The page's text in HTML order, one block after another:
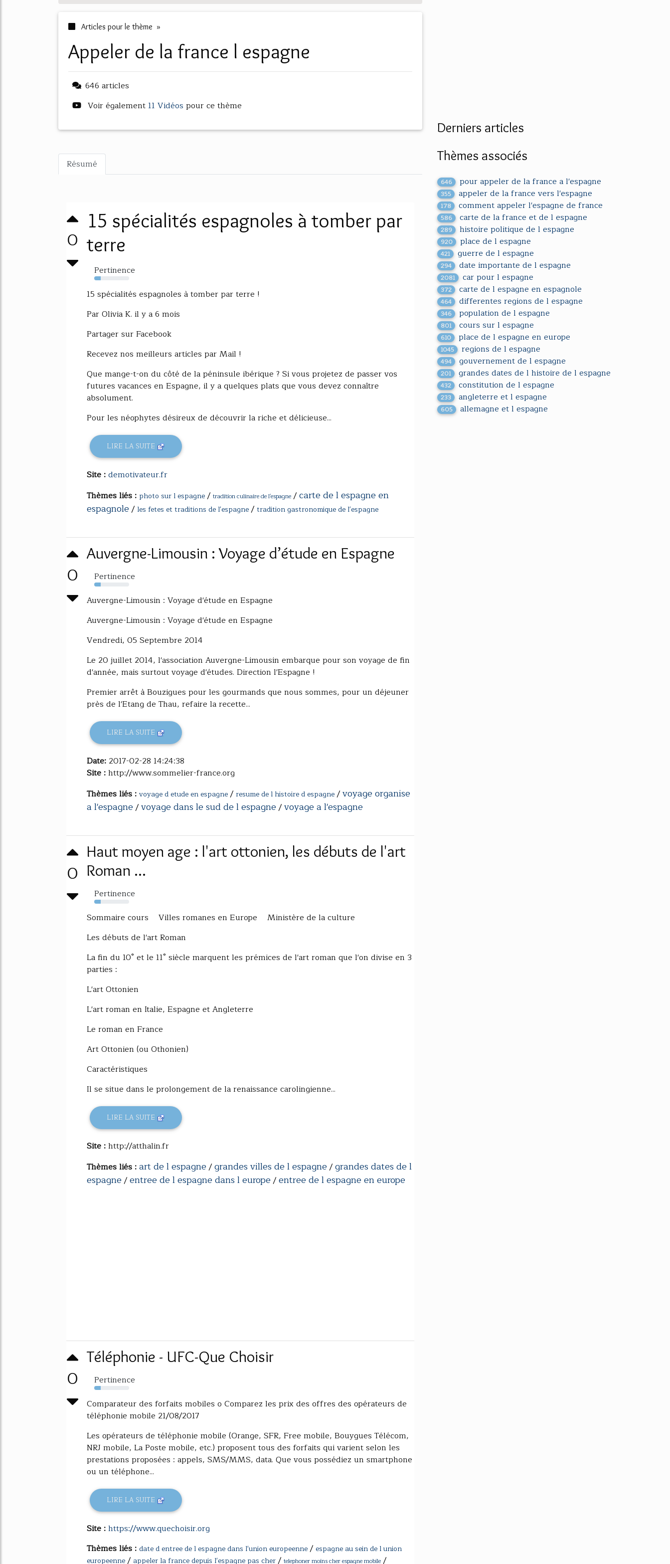
Articles pour le thème »
appeler de la france l espagne
646 articles
Voir également 11 Vidéos pour ce thème
Résumé
0
15 spécialités espagnoles à tomber par
terre
Pertinence
19%
15 spécialités espagnoles à tomber par terre !
Par Olivia K. il y a 6 mois
Partager sur Facebook
Recevez nos meilleurs articles par Mail !
Que mange-t-on du côté de la péninsule ibérique ? Si vous projetez de passer vos
futures vacances en Espagne, il y a quelques plats que vous devez connaître
absolument.
Pour les néophytes désireux de découvrir la riche et délicieuse...
LIRE LA SUITE
Site :demotivateur.fr
Thèmes liés : photo sur l espagne/ tradition culinaire de l'espagne /carte de l espagne en
espagnole/ les fetes et traditions de l'espagne/ tradition gastronomique de l'espagne
0
Auvergne-Limousin : Voyage d’étude en Espagne
Pertinence
19%
Auvergne-Limousin : Voyage d'étude en Espagne
Auvergne-Limousin : Voyage d'étude en Espagne
Vendredi, 05 Septembre 2014
Le 20 juillet 2014, l'association Auvergne-Limousin embarque pour son voyage de fin
d'année, mais surtout voyage d'études. Direction l'Espagne !
Premier arrêt à Bouzigues pour les gourmands que nous sommes, pour un déjeuner
près de l'Etang de Thau, refaire la recette...
LIRE LA SUITE
Date: 2017-02-28 14:24:38
Site :http://www.sommelier-france.org
Thèmes liés : voyage d etude en espagne/ resume de l histoire d espagne/voyage organise
a l'espagne/voyage dans le sud de l espagne/voyage a l'espagne
0
Haut moyen age : l'art ottonien, les débuts de l'art
Roman ...
Pertinence
19%
Sommaire cours Villes romanes en Europe Ministère de la culture
Les débuts de l'art Roman
La fin du 10° et le 11° siècle marquent les prémices de l'art roman que l'on divise en 3
parties :
L'art Ottonien
L'art roman en Italie, Espagne et Angleterre
Le roman en France
Art Ottonien (ou Othonien)
Caractéristiques
Il se situe dans le prolongement de la renaissance carolingienne...
LIRE LA SUITE
Site :http://atthalin.fr
Thèmes liés :art de l espagne/grandes villes de l espagne/grandes dates de l
espagne/entree de l espagne dans l europe/entree de l espagne en europe
0
Téléphonie - UFC-Que Choisir
Pertinence
19%
Comparateur des forfaits mobiles o Comparez les prix des offres des opérateurs de
téléphonie mobile 21/08/2017
Les opérateurs de téléphonie mobile (Orange, SFR, Free mobile, Bouygues Télécom,
NRJ mobile, La Poste mobile, etc.) proposent tous des forfaits qui varient selon les
prestations proposées : appels, SMS/MMS, data. Que vous possédiez un smartphone
ou un téléphone...
LIRE LA SUITE
Site :https://www.quechoisir.org
Thèmes liés : date d entree de l espagne dans l'union europeenne/ espagne au sein de l union
europeenne/ appeler la france depuis l'espagne pas cher/ telephoner moins cher espagne mobile /
Derniers articles
Thèmes associés
646 pour appeler de la france a l'espagne
355 appeler de la france vers l'espagne
178 comment appeler l'espagne de france
586 carte de la france et de l espagne
289 histoire politique de l espagne
920 place de l espagne
421 guerre de l espagne
294 date importante de l espagne
2081 car pour l espagne
372 carte de l espagne en espagnole
464 differentes regions de l espagne
346 population de l espagne
801 cours sur l espagne
610 place de l espagne en europe
1045 regions de l espagne
494 gouvernement de l espagne
201 grandes dates de l histoire de l espagne
432 constitution de l espagne
233 angleterre et l espagne
605 allemagne et l espagne